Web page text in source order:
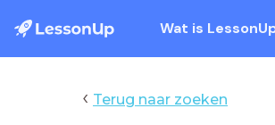
Wat is
‹ Terug naar zoeken